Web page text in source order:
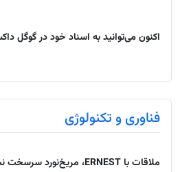
اکنون می‌توانید به اسناد خود در گوگل
فناوری و تکنولوژی
ملاقات با ERNEST، مریخ‌نورد سرسخت نسل آینده ناسا